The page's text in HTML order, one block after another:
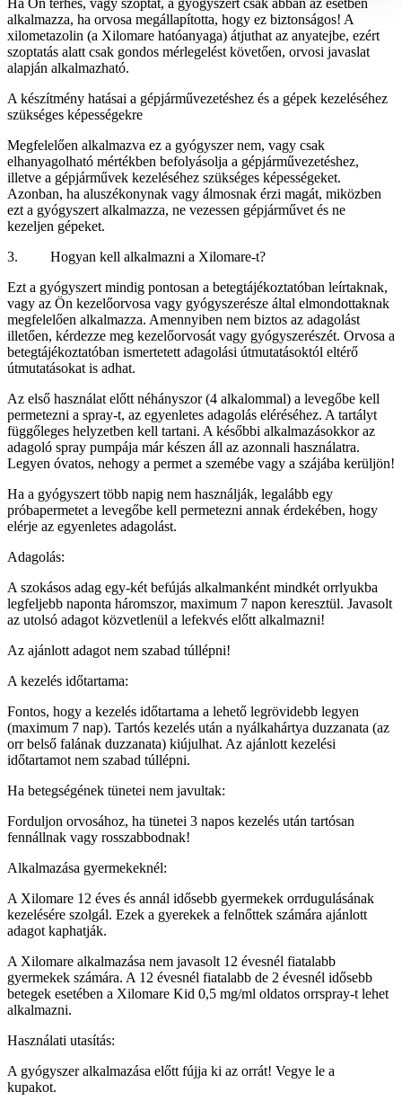
Ha Ön terhes, vagy szoptat, a gyógyszert csak abban az esetben
alkalmazza, ha orvosa megállapította, hogy ez biztonságos! A
xilometazolin (a Xilomare hatóanyaga) átjuthat az anyatejbe, ezért
szoptatás alatt csak gondos mérlegelést követően, orvosi javaslat
alapján alkalmazható.
A készítmény hatásai a gépjárművezetéshez és a gépek kezeléséhez
szükséges képességekre
Megfelelően alkalmazva ez a gyógyszer nem, vagy csak
elhanyagolható mértékben befolyásolja a gépjárművezetéshez,
illetve a gépjárművek kezeléséhez szükséges képességeket.
Azonban, ha aluszékonynak vagy álmosnak érzi magát, miközben
ezt a gyógyszert alkalmazza, ne vezessen gépjárművet és ne
kezeljen gépeket.
3. Hogyan kell alkalmazni a Xilomare-t?
Ezt a gyógyszert mindig pontosan a betegtájékoztatóban leírtaknak,
vagy az Ön kezelőorvosa vagy gyógyszerésze által elmondottaknak
megfelelően alkalmazza. Amennyiben nem biztos az adagolást
illetően, kérdezze meg kezelőorvosát vagy gyógyszerészét. Orvosa a
betegtájékoztatóban ismertetett adagolási útmutatásoktól eltérő
útmutatásokat is adhat.
Az első használat előtt néhányszor (4 alkalommal) a levegőbe kell
permetezni a spray-t, az egyenletes adagolás eléréséhez. A tartályt
függőleges helyzetben kell tartani. A későbbi alkalmazásokkor az
adagoló spray pumpája már készen áll az azonnali használatra.
Legyen óvatos, nehogy a permet a szemébe vagy a szájába kerüljön!
Ha a gyógyszert több napig nem használják, legalább egy
próbapermetet a levegőbe kell permetezni annak érdekében, hogy
elérje az egyenletes adagolást.
Adagolás:
A szokásos adag egy-két befújás alkalmanként mindkét orrlyukba
legfeljebb naponta háromszor, maximum 7 napon keresztül. Javasolt
az utolsó adagot közvetlenül a lefekvés előtt alkalmazni!
Az ajánlott adagot nem szabad túllépni!
A kezelés időtartama:
Fontos, hogy a kezelés időtartama a lehető legrövidebb legyen
(maximum 7 nap). Tartós kezelés után a nyálkahártya duzzanata (az
orr belső falának duzzanata) kiújulhat. Az ajánlott kezelési
időtartamot nem szabad túllépni.
Ha betegségének tünetei nem javultak:
Forduljon orvosához, ha tünetei 3 napos kezelés után tartósan
fennállnak vagy rosszabbodnak!
Alkalmazása gyermekeknél:
A Xilomare 12 éves és annál idősebb gyermekek orrdugulásának
kezelésére szolgál. Ezek a gyerekek a felnőttek számára ajánlott
adagot kaphatják.
A Xilomare alkalmazása nem javasolt 12 évesnél fiatalabb
gyermekek számára. A 12 évesnél fiatalabb de 2 évesnél idősebb
betegek esetében a Xilomare Kid 0,5 mg/ml oldatos orrspray-t lehet
alkalmazni.
Használati utasítás:
A gyógyszer alkalmazása előtt fújja ki az orrát! Vegye le a
kupakot.